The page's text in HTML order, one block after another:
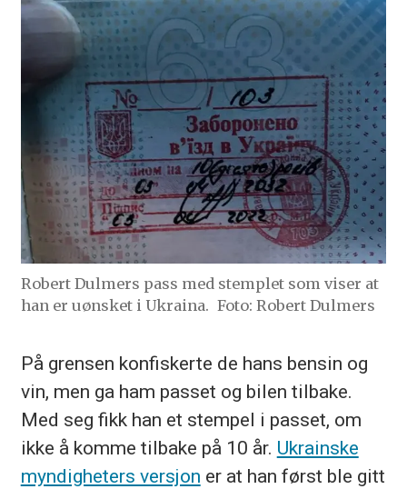
Robert Dulmers pass med stemplet som viser at
han er uønsket i Ukraina. Foto: Robert Dulmers
På grensen konfiskerte de hans bensin og
vin, men ga ham passet og bilen tilbake.
Med seg fikk han et stempel i passet, om
ikke å komme tilbake på 10 år. Ukrainske
myndigheters versjon er at han først ble gitt